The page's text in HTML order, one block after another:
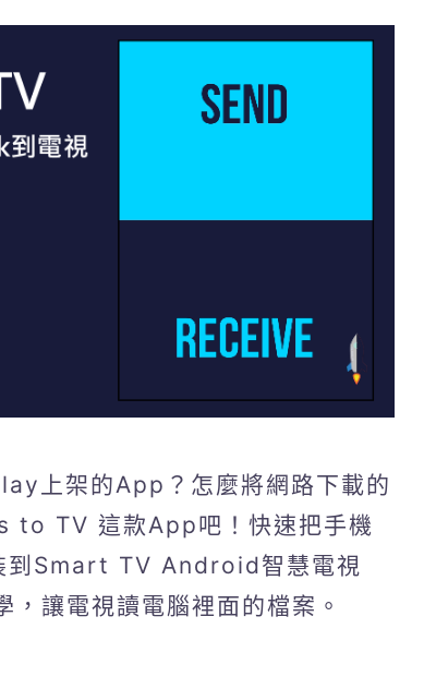
上架的App？怎麼將網路下載的
to TV 這款App吧！快速把手機
到Smart TV Android智慧電視
讓電視讀電腦裡面的檔案。